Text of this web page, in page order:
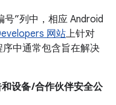
”列中，相应 Android
网站上针对
中通常包含旨在解决
设备 /合作伙伴安全公